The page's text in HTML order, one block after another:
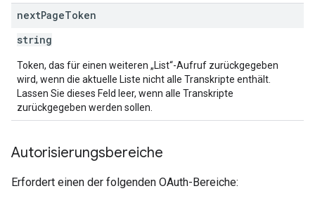
nextPageToken
string
Token, das für einen weiteren „List“-Aufruf zurückgegeben
wird, wenn die aktuelle Liste nicht alle Transkripte enthält.
Lassen Sie dieses Feld leer, wenn alle Transkripte
zurückgegeben werden sollen.
Autorisierungsbereiche
Erfordert einen der folgenden OAuth-Bereiche: